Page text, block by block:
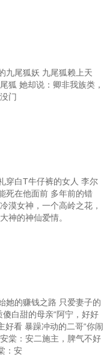
九尾狐妖 九尾狐赖上天
狐 她却说：卿非我族类，
门
穿白T牛仔裤的女人 李尔
死在他面前 多年前的错
漠女神，一个高岭之花，
神的神仙爱情。
她的赚钱之路 只爱妻子的
白甜的母亲“阿宁，好好
好看 暴躁冲动的二哥“你闹
棠：安二施主，脾气不好
：安